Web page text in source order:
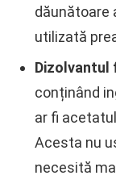
dăunătoare
utilizată
Dizolvantul
conținând
ar fi
Acesta nu
necesită